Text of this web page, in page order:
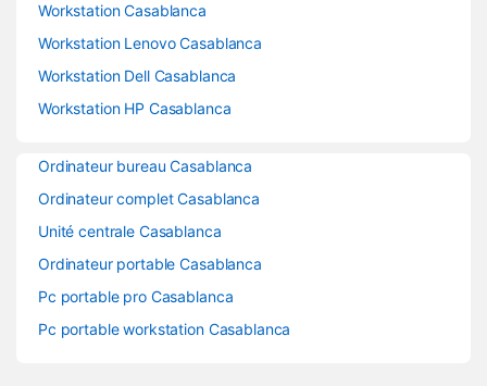
Workstation Casablanca
Workstation Lenovo Casablanca
Workstation Dell Casablanca
Workstation HP Casablanca
Ordinateur bureau Casablanca
Ordinateur complet Casablanca
Unité centrale Casablanca
Ordinateur portable Casablanca
Pc portable pro Casablanca
Pc portable workstation Casablanca